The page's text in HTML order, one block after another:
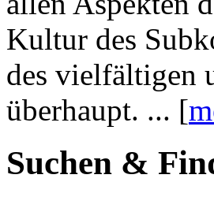
Kultur des
des vielfältigen
überhaupt. ... [
Suchen &